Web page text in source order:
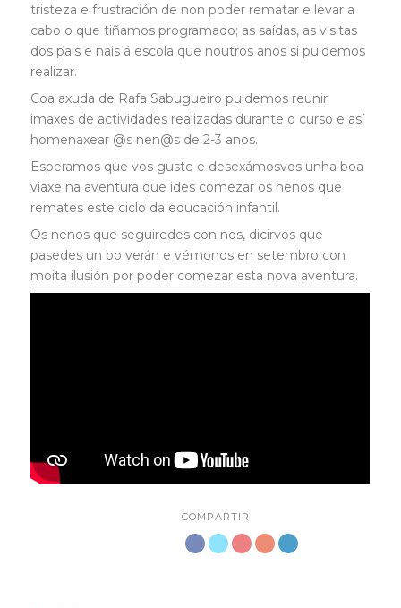
tristeza e frustración de non poder rematar e levar a
cabo o que tiñamos programado; as saídas, as visitas
dos pais e nais á escola que noutros anos si puidemos
realizar.
Coa axuda de Rafa Sabugueiro puidemos reunir
imaxes de actividades realizadas durante o curso e así
homenaxear @s nen@s de 2-3 anos.
Esperamos que vos guste e desexámosvos unha boa
viaxe na aventura que ides comezar os nenos que
remates este ciclo da educación infantil.
Os nenos que seguiredes con nos, dicirvos que
pasedes un bo verán e vémonos en setembro con
moita ilusión por poder comezar esta nova aventura.
COMPARTIR